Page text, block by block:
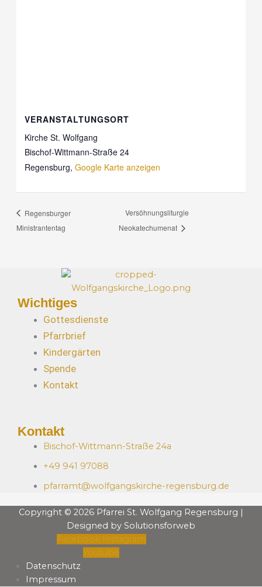
VERANSTALTUNGSORT
Kirche St. Wolfgang
Bischof-Wittmann-Straße 24
Regensburg, Google Karte anzeigen
Regensburger
Ministrantentag
Versöhnungsliturgie
Neokatechumenat
Wichtiges
Gottesdienste
Pfarrbrief
Kindergärten
Spende
Kontakt
Kontakt
Bischof-Wittmann-Straße 24a
+49 941 97088
pfarramt@wolfgangskirche-regensburg.de
Copyright © 2026 Pfarrei St. Wolfgang Regensburg |
Designed by Solutionsforweb
Facebook Instagram
Youtube
Datenschutz
Impressum